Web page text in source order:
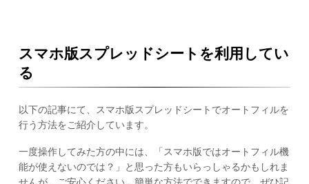
スマホ版スプレッドシートを利用してい
る
以下の記事にて、スマホ版スプレッドシートでオートフィルを
行う方法をご紹介しています。
一度操作してみた方の中には、「スマホ版ではオートフィル機
能が使えないのでは？」と思った方もいらっしゃるかもしれま